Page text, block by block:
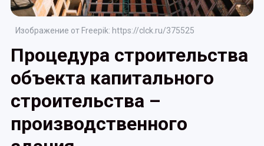
Изображение от Freepik: https://clck.ru/375525
Процедура строительства
объекта капитального
строительства –
производственного